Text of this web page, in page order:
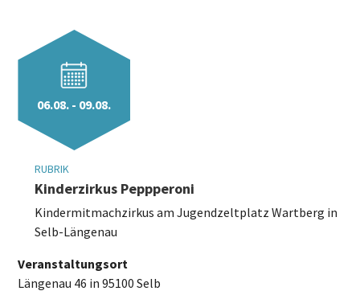
06.08. - 09.08.
RUBRIK
Kinderzirkus Peppperoni
Kindermitmachzirkus am Jugendzeltplatz Wartberg in
Selb-Längenau
Veranstaltungsort
Längenau 46 in 95100 Selb